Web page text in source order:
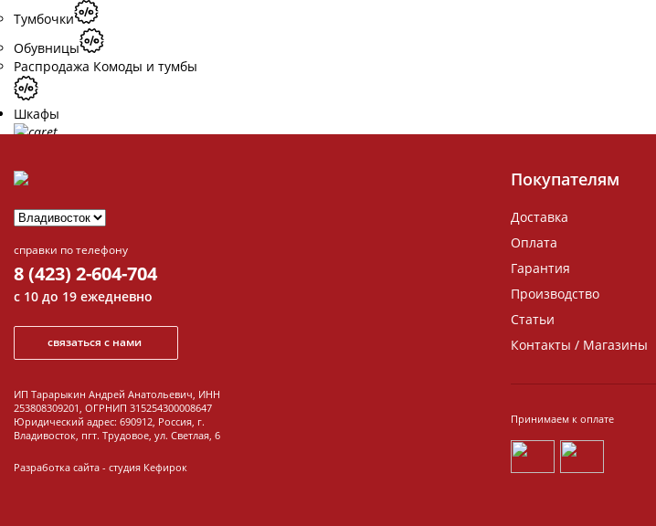
Тумбочки
Обувницы
Распродажа Комоды и тумбы
Шкафы
Шкафы угловые
Шкафы-купе
Шкафы-купе Е1 трехдверные
Доп. Элементы к шкафам
Стеллажи и полки
Стеллажи
Полки
справки по телефону
8 (423) 2-604-704
с 10 до 19 ежедневно
связаться с нами
ИП Тарарыкин Андрей Анатольевич, ИНН
253808309201, ОГРНИП 315254300008647
Юридический адрес: 690912, Россия, г.
Владивосток, пгт. Трудовое, ул. Светлая, 6
Разработка сайта - студия Кефирок
Покупателям
Доставка
Оплата
Гарантия
Производство
Статьи
Контакты / Магазины
Принимаем к оплате